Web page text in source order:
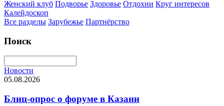
Женский клуб Подворье Здоровье Отдохни Круг интересов
Калейдоскоп
Все разделы Зарубежье Партнёрство
Поиск
Новости
05.08.2026
Блиц-опрос о форуме в Казани